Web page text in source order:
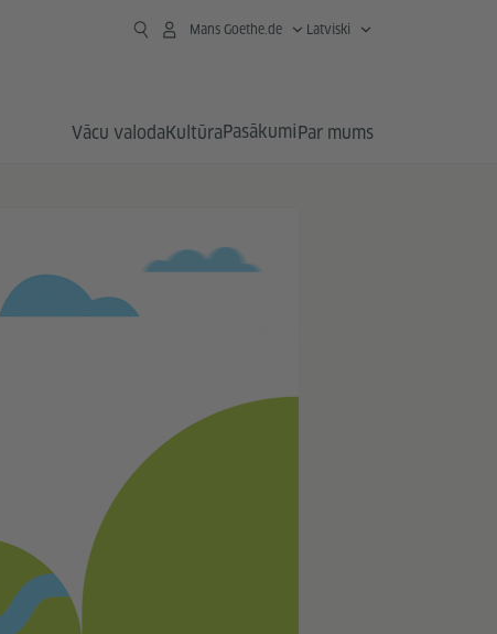
Mans Goethe.de Latviski
Vācu valodaKultūraPasākumiPar mums